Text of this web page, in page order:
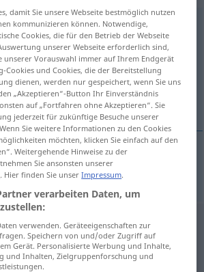
Übersetzung anklicken/antippen)
damit Sie unsere Webseite bestmöglich nutzen
kommunizieren können. Notwendige,
Cookies, die für den Betrieb der Webseite
unserer Webseite erforderlich sind,
unserer Vorauswahl immer auf Ihrem Endgerät
Cookies und Cookies, die der Bereitstellung
dienen, werden nur gespeichert, wenn Sie uns
„Akzeptieren“-Button Ihr Einverständnis
auf „Fortfahren ohne Akzeptieren“. Sie
jederzeit für zukünftige Besuche unserer
Sie weitere Informationen zu den Cookies
möchten, klicken Sie einfach auf den
Weitergehende Hinweise zu der
Sie ansonsten unserer
. Hier finden Sie unserImpressum.
verarbeiten Daten, um
verwenden. Geräteeigenschaften zur
Speichern von und/oder Zugriff auf
Gerät. Personalisierte Werbung und Inhalte,
und Inhalten, Zielgruppenforschung und